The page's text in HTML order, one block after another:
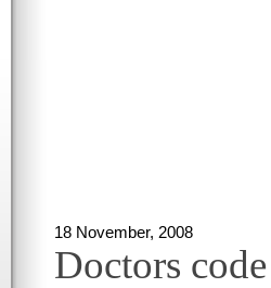
18 November, 2008
Doctors